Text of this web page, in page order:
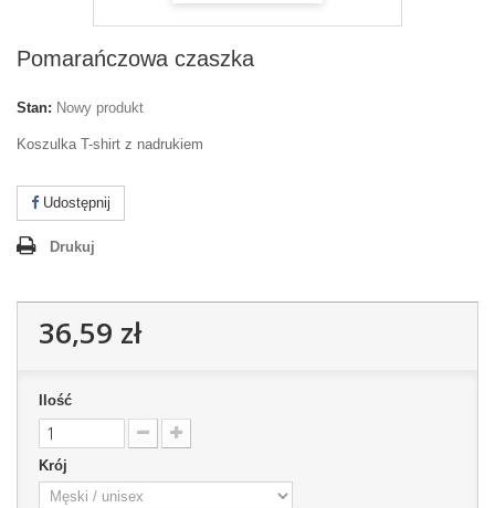
Pomarańczowa czaszka
Stan: Nowy produkt
Koszulka T-shirt z nadrukiem
Udostępnij
Drukuj
36,59 zł
Ilość
Krój